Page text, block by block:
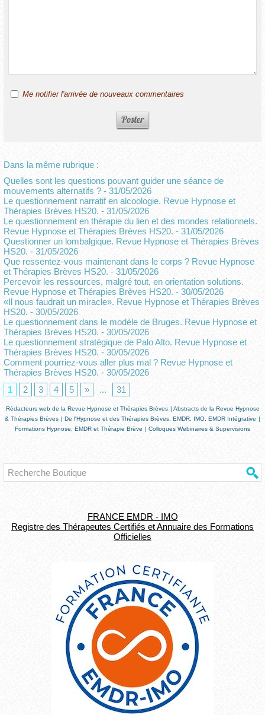
FRANCE EMDR - IMO
Registre des Thérapeutes Certifiés et Annuaire des Formations
Officielles
Me notifier l'arrivée de nouveaux commentaires
Dans la même rubrique :
Quelles sont les questions pouvant guider une séance de
mouvements alternatifs ? - 31/05/2026
Le questionnement narratif en alcoologie. Revue Hypnose et
Thérapies Brèves HS20. - 31/05/2026
Le questionnement en thérapie du lien et des mondes relationnels.
Revue Hypnose et Thérapies Brèves HS20. - 31/05/2026
Questionner un lombalgique. Revue Hypnose et Thérapies Brèves
HS20. - 31/05/2026
Que ressentez-vous maintenant dans le corps ? Revue Hypnose
et Thérapies Brèves HS20. - 31/05/2026
Percevoir les ressources, malgré tout, en orientation solutions.
Revue Hypnose et Thérapies Brèves HS20. - 30/05/2026
«Il nous faudrait un miracle». Revue Hypnose et Thérapies Brèves
HS20. - 30/05/2026
Le questionnement dans le modèle de Bruges. Revue Hypnose et
Thérapies Brèves HS20. - 30/05/2026
Le questionnement stratégique de Palo Alto. Revue Hypnose et
Thérapies Brèves HS20. - 30/05/2026
Comment pourriez-vous aller plus mal ? Revue Hypnose et
Thérapies Brèves HS20. - 30/05/2026
1
2 3 4 5 » ... 31
Rédacteurs web de la Revue Hypnose et Thérapies Brèves | Abstracts de la Revue Hypnose
& Thérapies Brèves | De l'Hypnose et des Thérapies Brèves, EMDR, IMO, EMDR Intégrative |
Formations Hypnose, EMDR et Thérapie Brève | Colloques Webinaires & Supervisions